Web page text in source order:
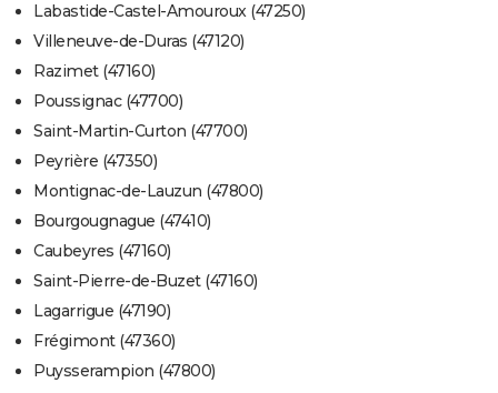
Labastide-Castel-Amouroux (47250)
Villeneuve-de-Duras (47120)
Razimet (47160)
Poussignac (47700)
Saint-Martin-Curton (47700)
Peyrière (47350)
Montignac-de-Lauzun (47800)
Bourgougnague (47410)
Caubeyres (47160)
Saint-Pierre-de-Buzet (47160)
Lagarrigue (47190)
Frégimont (47360)
Puysserampion (47800)